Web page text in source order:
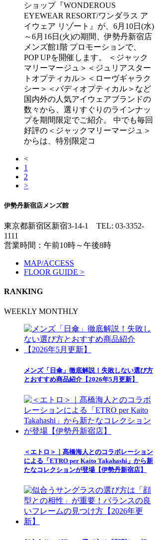
ショップ『WONDEROUS
EYEWEAR RESORT/ワンダラス ア
イウェア リゾート』が、6月10日(水)
～6月16日(火)の期間、伊勢丹新宿店
メンズ館1階 プロモーションで、
POP UPを開催します。 ＜ジャック
マリーマージュ＞＜ジュリアスター
トオプティカル＞＜ローヴギャラク
シー＞＜バディオプティカル＞など
国内外の人気アイウェアブランドの
数々から、選りすぐりのラインナッ
プを期間限定でご紹介。 中でも毎回
好評の＜ジャックマリーマージュ＞
からは、特別限定コ
<
1
2
>
伊勢丹新宿店メンズ館
東京都新宿区新宿3-14-1 TEL: 03-3352-
1111
営業時間：午前10時～午後8時
MAP/ACCESS
FLOOR GUIDE >
RANKING
WEEKLY MONTHLY
メンズ「日傘」徹底解説！失敗しない選び方
とおすすめ商品紹介【2026年5月更新】
＜エトロ＞｜髙橋海人とのコラボレーション
による「ETRO per Kaito Takahashi」から新
たなコレクションが登場【伊勢丹新宿店】